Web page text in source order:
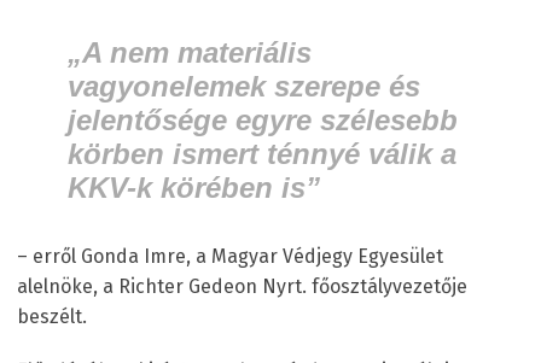
„A nem materiális
vagyonelemek szerepe és
jelentősége egyre szélesebb
körben ismert ténnyé válik a
KKV-k körében is”
– erről Gonda Imre, a Magyar Védjegy Egyesület
alelnöke, a Richter Gedeon Nyrt. főosztályvezetője
beszélt.